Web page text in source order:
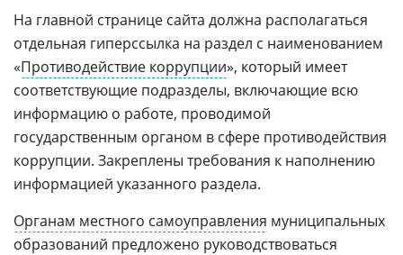
На главной странице сайта должна располагаться
отдельная гиперссылка на раздел с наименованием
«Противодействие коррупции», который имеет
соответствующие подразделы, включающие всю
информацию о работе, проводимой
государственным органом в сфере противодействия
коррупции. Закреплены требования к наполнению
информацией указанного раздела.
Органам местного самоуправления муниципальных
образований предложено руководствоваться